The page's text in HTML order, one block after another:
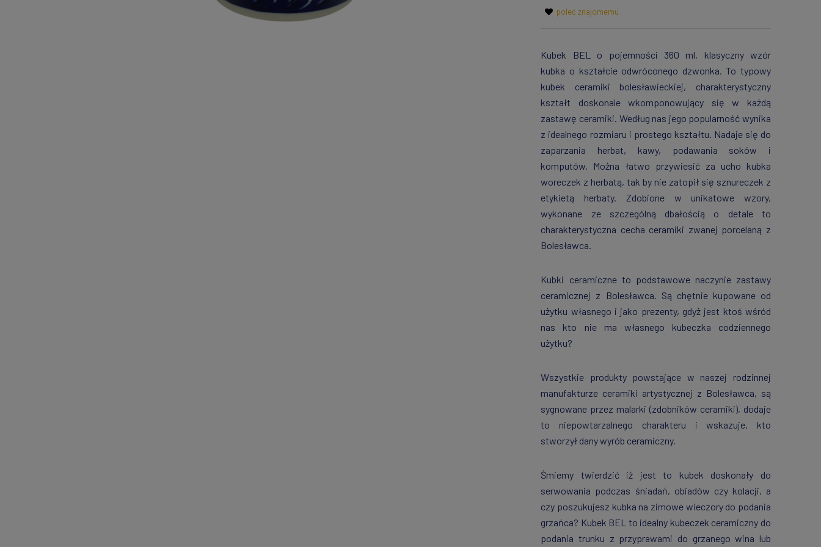
poleć znajomemu
Kubek BEL o pojemności 360 ml, klasyczny wzór
kubka o kształcie odwróconego dzwonka. To typowy
kubek ceramiki bolesławieckiej, charakterystyczny
kształt doskonale wkomponowujący się w każdą
zastawę ceramiki. Według nas jego popularność wynika
z idealnego rozmiaru i prostego kształtu. Nadaje się do
zaparzania herbat, kawy, podawania soków i
komputów. Można łatwo przywiesić za ucho kubka
woreczek z herbatą, tak by nie zatopił się sznureczek z
etykietą herbaty. Zdobione w unikatowe wzory,
wykonane ze szczególną dbałością o detale to
charakterystyczna cecha ceramiki zwanej porcelaną z
Bolesławca.
Kubki ceramiczne to podstawowe naczynie zastawy
ceramicznej z Bolesławca. Są chętnie kupowane od
użytku własnego i jako prezenty, gdyż jest ktoś wśród
nas kto nie ma własnego kubeczka codziennego
użytku?
Wszystkie produkty powstające w naszej rodzinnej
manufakturze ceramiki artystycznej z Bolesławca, są
sygnowane przez malarki (zdobników ceramiki), dodaje
to niepowtarzalnego charakteru i wskazuje, kto
stworzył dany wyrób ceramiczny.
Śmiemy twierdzić iż jest to kubek doskonały do
serwowania podczas śniadań, obiadów czy kolacji, a
czy poszukujesz kubka na zimowe wieczory do podania
grzańca? Kubek BEL to idealny kubeczek ceramiczny do
podania trunku z przyprawami do grzanego wina lub